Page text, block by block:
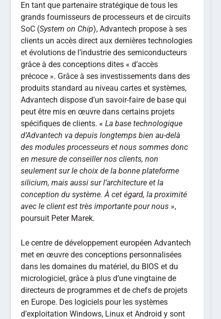
En tant que partenaire stratégique de tous les
grands fournisseurs de processeurs et de circuits
SoC (System on Chip), Advantech propose à ses
clients un accès direct aux dernières technologies
et évolutions de l’industrie des semiconducteurs
grâce à des conceptions dites « d’accès
précoce ». Grâce à ses investissements dans des
produits standard au niveau cartes et systèmes,
Advantech dispose d’un savoir-faire de base qui
peut être mis en œuvre dans certains projets
spécifiques de clients. «La base technologique
d’Advantech va depuis longtemps bien au-delà
des modules processeurs et nous sommes donc
en mesure de conseiller nos clients, non
seulement sur le choix de la bonne plateforme
silicium, mais aussi sur l’architecture et la
conception du système. À cet égard, la proximité
avec le client est très importante pour nous »,
poursuit Peter Marek.
Le centre de développement européen Advantech
met en œuvre des conceptions personnalisées
dans les domaines du matériel, du BIOS et du
micrologiciel, grâce à plus d’une vingtaine de
directeurs de programmes et de chefs de projets
en Europe. Des logiciels pour les systèmes
d’exploitation Windows, Linux et Android y sont